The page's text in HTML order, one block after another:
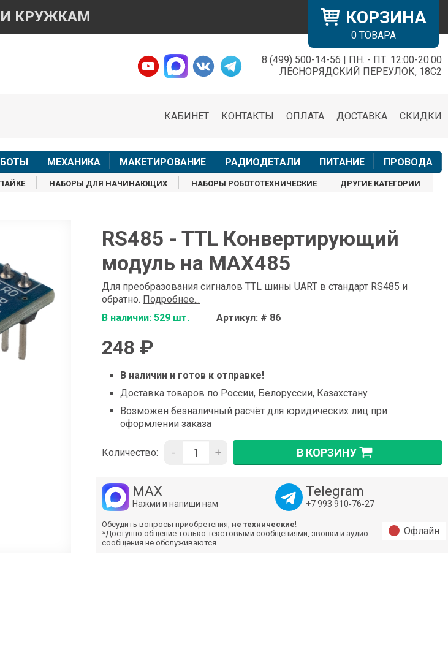
КОРЗИНА
0 ТОВАРА
КРУЖКАМ
8 (499) 500-14-56 | ПН. - ПТ. 12:00-20:00
ЛЕСНОРЯДСКИЙ ПЕРЕУЛОК, 18С2
СКИДКИ
ДОСТАВКА
ОПЛАТА
КОНТАКТЫ
КАБИНЕТ
МЕХАНИКА МАКЕТИРОВАНИЕ РАДИОДЕТАЛИ ПИТАНИЕ ПРОВОДА
НАБОРЫ ДЛЯ НАЧИНАЮЩИХ НАБОРЫ РОБОТОТЕХНИЧЕСКИЕ ДРУГИЕ КАТЕГОРИИ
RS485 - TTL Конвертирующий
модуль на MAX485
Для преобразования сигналов TTL шины UART в стандарт RS485 и
обратно. Подробнее...
В наличии: 529 шт.
Артикул: # 86
248 ₽
В наличии и готов к отправке!
Доставка товаров по России, Белоруссии, Казахстану
Возможен безналичный расчёт для юридических лиц при
оформлении заказа
Количество: - + В КОРЗИНУ
MAX
Нажми и напиши нам
Telegram
+7 993 910‑76‑27
Обсудить вопросы приобретения, не технические!
*Доступно общение только текстовыми сообщениями, звонки и аудио
сообщения не обслуживаются
Офлайн
×
товара
обслуживаются
Менеджер
8 (499) 500-14-56